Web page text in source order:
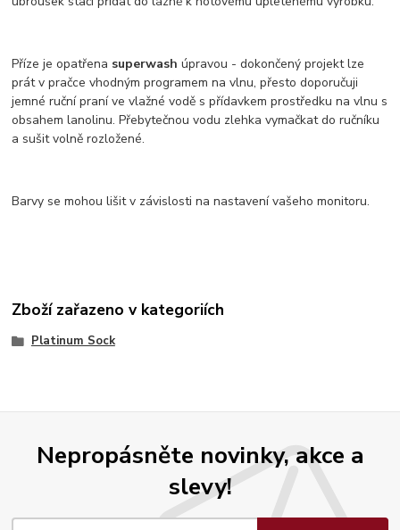
Příze je opatřena superwash úpravou - dokončený projekt lze
prát v pračce vhodným programem na vlnu, přesto doporučuji
jemné ruční praní ve vlažné vodě s přídavkem prostředku na vlnu s
obsahem lanolinu. Přebytečnou vodu zlehka vymačkat do ručníku
a sušit volně rozložené.
Barvy se mohou lišit v závislosti na nastavení vašeho monitoru.
Zboží zařazeno v kategoriích
Platinum Sock
Nepropásněte novinky, akce a
slevy!